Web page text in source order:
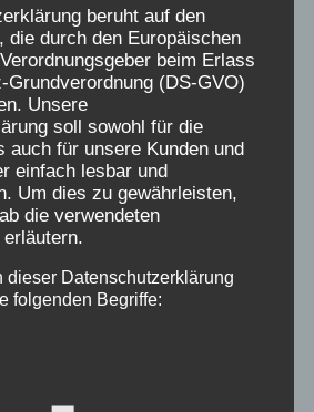
um Einzelfälle
handelt.
Grüßen
Verschickungskinder“
beruht auf den
die durch den Europäischen
beim Erlass
Grundverordnung (DS-GVO)
Unsere
soll sowohl für die
auch für unsere Kunden und
einfach lesbar und
Um dies zu gewährleisten,
die verwendeten
dieser Datenschutzerklärung
folgenden Begriffe: